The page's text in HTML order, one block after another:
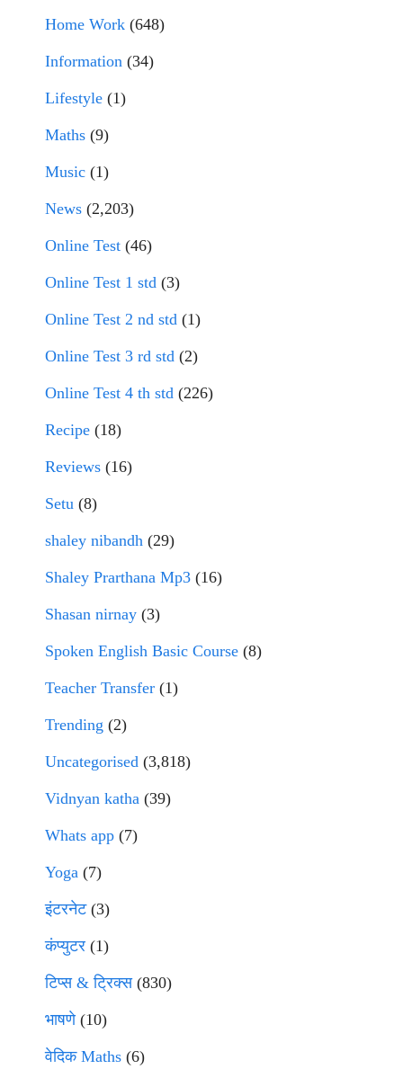
Home Work (648)
Information (34)
Lifestyle (1)
Maths (9)
Music (1)
News (2,203)
Online Test (46)
Online Test 1 std (3)
Online Test 2 nd std (1)
Online Test 3 rd std (2)
Online Test 4 th std (226)
Recipe (18)
Reviews (16)
Setu (8)
shaley nibandh (29)
Shaley Prarthana Mp3 (16)
Shasan nirnay (3)
Spoken English Basic Course (8)
Teacher Transfer (1)
Trending (2)
Uncategorised (3,818)
Vidnyan katha (39)
Whats app (7)
Yoga (7)
इंटरनेट(3)
कंप्युटर (1)
टिप्स & ट्रिक्स(830)
भाषणे(10)
वेदिक Maths (6)